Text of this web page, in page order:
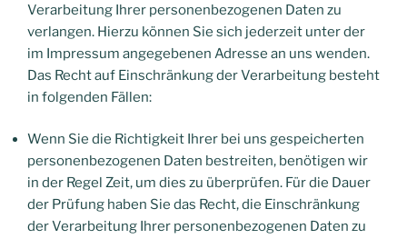
Verarbeitung Ihrer personenbezogenen Daten zu
verlangen. Hierzu können Sie sich jederzeit unter der
im Impressum angegebenen Adresse an uns wenden.
Das Recht auf Einschränkung der Verarbeitung besteht
in folgenden Fällen:
Wenn Sie die Richtigkeit Ihrer bei uns gespeicherten
personenbezogenen Daten bestreiten, benötigen wir
in der Regel Zeit, um dies zu überprüfen. Für die Dauer
der Prüfung haben Sie das Recht, die Einschränkung
der Verarbeitung Ihrer personenbezogenen Daten zu